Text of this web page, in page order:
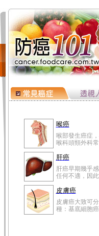
喉癌
喉部發生癌症
喉科頭頸外科
肝癌
肝癌早期幾乎
任何不適，因
皮膚癌
皮膚癌大致可
種：基底細胞